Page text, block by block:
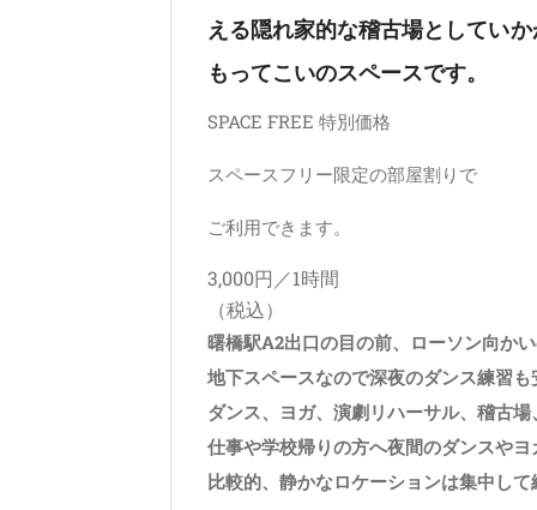
える隠れ家的な稽古場としてい
もってこいのスペースです。
SPACE FREE 特別価格
スペースフリー限定の部屋割りで
ご利用できます。
3,000円／1時間
（税込）
曙橋駅A2出口の目の前、ローソン向か
地下スペースなので深夜のダンス練習
ダンス、ヨガ、演劇リハーサル、稽古
仕事や学校帰りの方へ夜間のダンスや
比較的、静かなロケーションは集中し